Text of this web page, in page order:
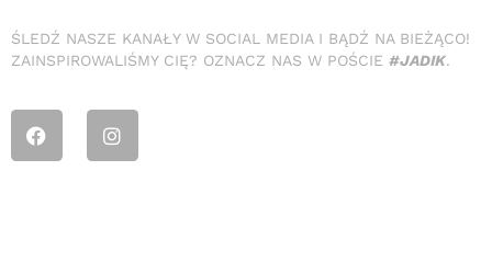
ŚLEDŹ NASZE KANAŁY W SOCIAL MEDIA I BĄDŹ NA BIEŻĄCO!
ZAINSPIROWALIŚMY CIĘ? OZNACZ NAS W POŚCIE #JADIK.